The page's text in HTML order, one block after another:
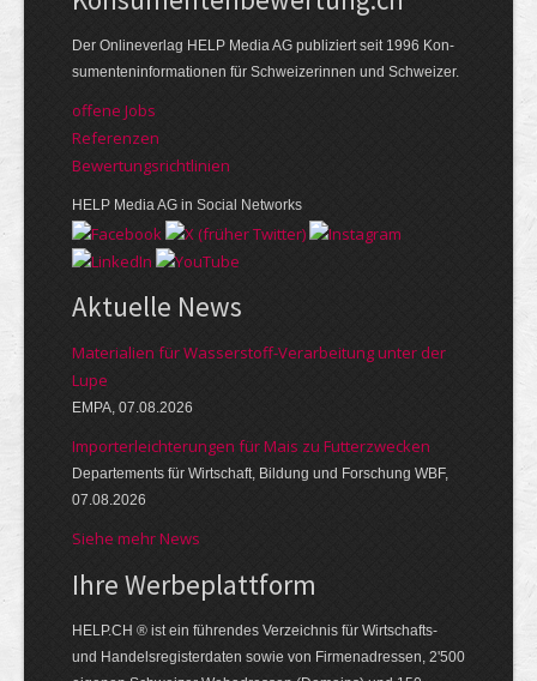
Der Online­verlag HELP Media AG publi­ziert seit 1996 Kon­
su­menten­infor­mationen für Schwei­zerinnen und Schweizer.
offene Jobs
Referenzen
Bewer­tungs­richt­linien
HELP Media AG in Social Networks
Aktuelle News
Materialien für Wasserstoff-Verarbeitung unter der
Lupe
EMPA, 07.08.2026
Importerleichterungen für Mais zu Futterzwecken
Departements für Wirtschaft, Bildung und Forschung WBF,
07.08.2026
Siehe mehr News
Ihre Werbe­platt­form
HELP.CH ® ist ein führendes Ver­zeich­nis für Wirt­schafts-
und Handels­register­daten so­wie von Firmen­adressen, 2'500